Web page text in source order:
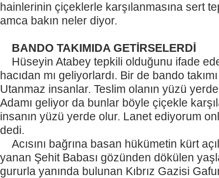
hainlerinin çiçeklerle karşılanmasına sert
amca bakın neler diyor.
BANDO TAKIMIDA GETİRSELERDİ
Hüseyin Atabey tepkili olduğunu ifade
hacıdan mı geliyorlardı. Bir de bando
Utanmaz insanlar. Teslim olanın yüzü
Adamı geliyor da bunlar böyle çiçekle
insanın yüzü yerde olur. Lanet ediyorum
dedi.
Acısını bağrına basan hükümetin kürt
yanan Şehit Babası gözünden dökülen
gururla yanında bulunan Kıbrız Gazisi